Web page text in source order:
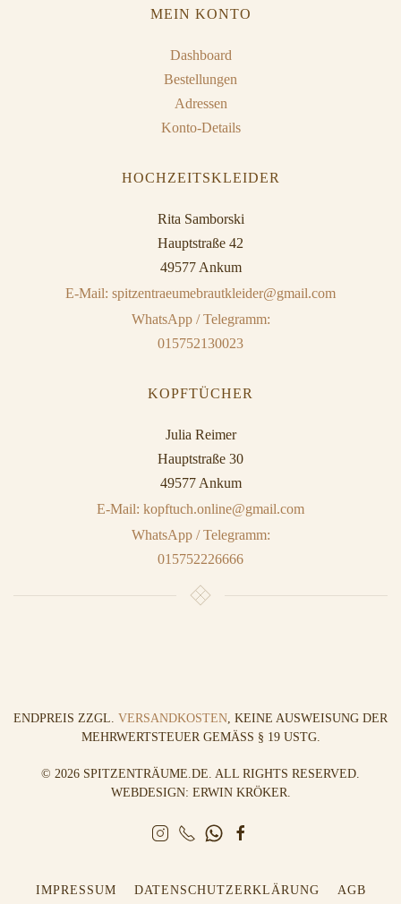
MEIN KONTO
Dashboard
Bestellungen
Adressen
Konto-Details
HOCHZEITSKLEIDER
Rita Samborski
Hauptstraße 42
49577 Ankum
E-Mail: spitzentraeumebrautkleider@gmail.com
WhatsApp / Telegramm:
015752130023
KOPFTÜCHER
Julia Reimer
Hauptstraße 30
49577 Ankum
E-Mail: kopftuch.online@gmail.com
WhatsApp / Telegramm:
015752226666
ENDPREIS ZZGL. VERSANDKOSTEN, KEINE AUSWEISUNG DER
MEHRWERTSTEUER GEMÄSS § 19 USTG.
© 2026 SPITZENTRÄUME.DE. ALL RIGHTS RESERVED.
WEBDESIGN: ERWIN KRÖKER.
IMPRESSUM DATENSCHUTZERKLÄRUNG AGB